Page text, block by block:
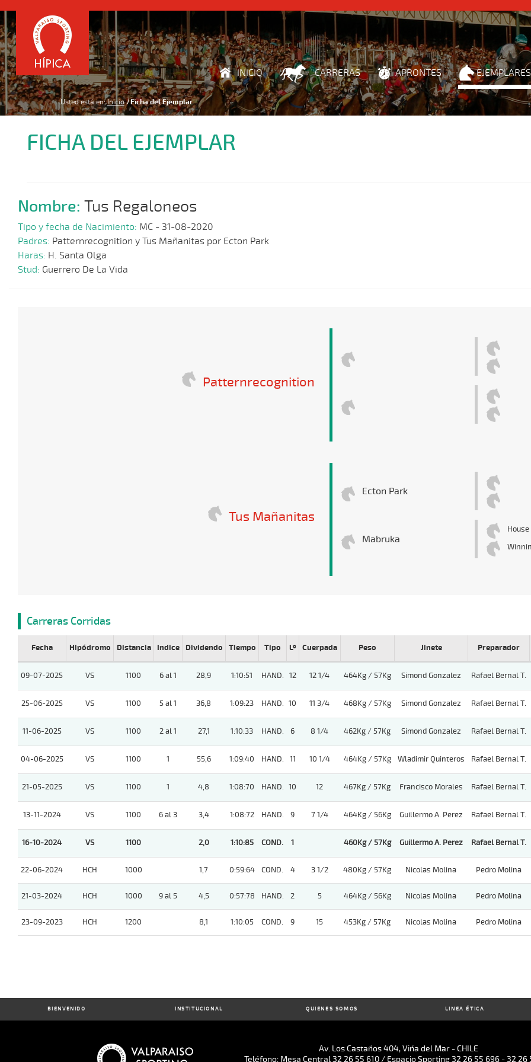
INICIO CARRERAS APRONTES EJEMPLARES
Usted está en: Inicio Ficha del Ejemplar
FICHA DEL EJEMPLAR
Nombre: Tus Regaloneos
Tipo y fecha de Nacimiento: MC - 31-08-2020
Padres: Patternrecognition y Tus Mañanitas por Ecton Park
Haras: H. Santa Olga
Stud: Guerrero De La Vida
Patternrecognition
Tus Mañanitas
Ecton Park
Mabruka
Carreras Corridas
Fecha Hipódromo Distancia Indice Dividendo Tiempo Tipo Lº Cuerpada Peso Jinete Preparador
09-07-2025 VS 1100 6 al 1 28,9 1:10:51 HAND. 12 12 1/4 464Kg / 57Kg Simond Gonzalez Rafael Bernal T.
25-06-2025 VS 1100 5 al 1 36,8 1:09:23 HAND. 10 11 3/4 468Kg / 57Kg Simond Gonzalez Rafael Bernal T.
11-06-2025 VS 1100 2 al 1 27,1 1:10:33 HAND. 6 8 1/4 462Kg / 57Kg Simond Gonzalez Rafael Bernal T.
04-06-2025 VS 1100 1 55,6 1:09:40 HAND. 11 10 1/4 464Kg / 57Kg Wladimir Quinteros Rafael Bernal T.
21-05-2025 VS 1100 1 4,8 1:08:70 HAND. 10 12 467Kg / 57Kg Francisco Morales Rafael Bernal T.
13-11-2024 VS 1100 6 al 3 3,4 1:08:72 HAND. 9 7 1/4 464Kg / 56Kg Guillermo A. Perez Rafael Bernal T.
16-10-2024 VS 1100 2,0 1:10:85 COND. 1 460Kg / 57Kg Guillermo A. Perez Rafael Bernal T.
22-06-2024 HCH 1000 1,7 0:59:64 COND. 4 3 1/2 480Kg / 57Kg Nicolas Molina Pedro Molina
21-03-2024 HCH 1000 9 al 5 4,5 0:57:78 HAND. 2 5 464Kg / 56Kg Nicolas Molina Pedro Molina
23-09-2023 HCH 1200 8,1 1:10:05 COND. 9 15 453Kg / 57Kg Nicolas Molina Pedro Molina
BIENVENIDO INSTITUCIONAL QUIENES SOMOS LINEA ÉTICA
Av. Los Castaños 404, Viña del Mar - CHILE
Teléfono: Mesa Central 32 26 55 610 / Espacio Sporting 32 26 55 696 - 32 26